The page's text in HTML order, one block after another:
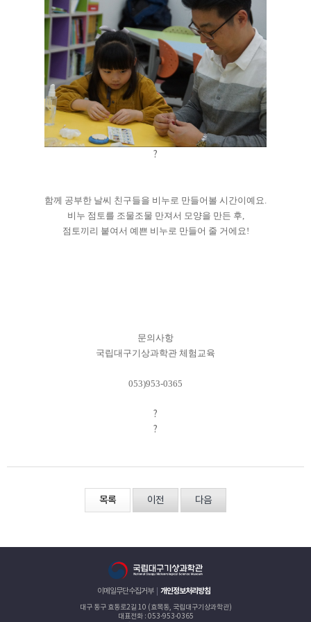
?
함께 공부한 날씨 친구들을 비누로 만들어볼 시간이예요.
비누 점토를 조물조물 만져서 모양을 만든 후,
점토끼리 붙여서 예쁜 비누로 만들어 줄 거에요!
문의사항
국립대구기상과학관 체험교육
053)953-0365
?
?
목록 이전 다음
이메일무단수집거부 개인정보처리방침
대구 동구 효동로2길 10 (효목동, 국립대구기상과학관)
대표전화 : 053-953-0365